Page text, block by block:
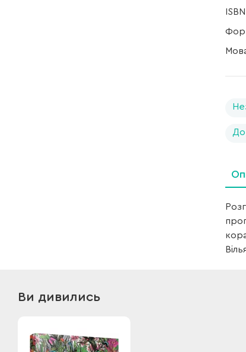
ISBN
Ви дивились